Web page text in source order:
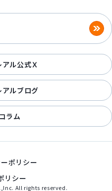
アル公式Ｘ
アルブログ
コラム
ポリシー
リシー
All rights reserved.